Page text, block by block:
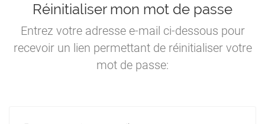
Réinitialiser mon mot de passe
Entrez votre adresse e-mail ci-dessous pour
recevoir un lien permettant de réinitialiser votre
mot de passe: